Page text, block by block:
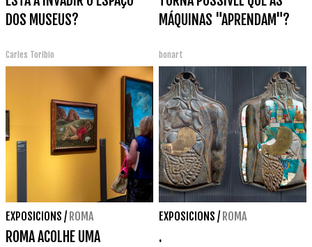
DOS MUSEUS?
Carles Toribio
MÁQUINAS "APRENDAM"?
bonart
EXPOSICIONS / ROMA
ROMA ACOLHE UMA
EXPOSICIONS / ROMA
.